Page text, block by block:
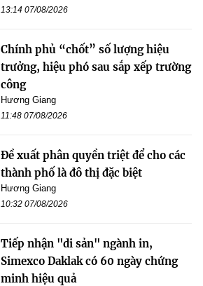
13:14 07/08/2026
Chính phủ “chốt” số lượng hiệu
trưởng, hiệu phó sau sắp xếp trường
công
Hương Giang
11:48 07/08/2026
Đề xuất phân quyền triệt để cho các
thành phố là đô thị đặc biệt
Hương Giang
10:32 07/08/2026
Tiếp nhận "di sản" ngành in,
Simexco Daklak có 60 ngày chứng
minh hiệu quả